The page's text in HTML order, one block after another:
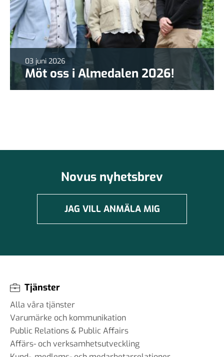
03 juni 2026
Möt oss i Almedalen 2026!
Novus nyhetsbrev
JAG VILL ANMÄLA MIG
Tjänster
Alla våra tjänster
Varumärke och kommunikation
Public Relations & Public Affairs
Affärs- och verksamhetsutveckling